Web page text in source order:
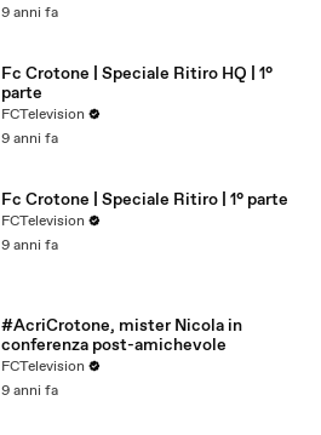
9 anni fa
Fc Crotone | Speciale Ritiro HQ | 1°
parte
FCTelevision
9 anni fa
Fc Crotone | Speciale Ritiro | 1° parte
FCTelevision
9 anni fa
#AcriCrotone, mister Nicola in
conferenza post-amichevole
FCTelevision
9 anni fa